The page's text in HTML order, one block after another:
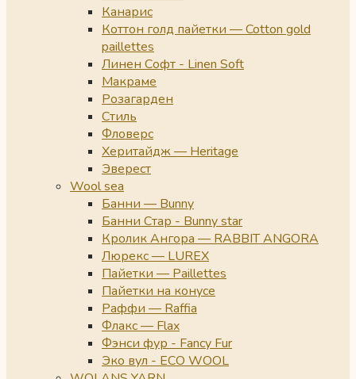
Канарис
Коттон голд пайетки — Cotton gold
paillettes
Линен Софт - Linen Soft
Макраме
Розагарден
Стиль
Фловерс
Херитайдж — Heritage
Эверест
Wool sea
Банни — Bunny
Банни Стар - Bunny star
Кролик Ангора — RABBIT ANGORA
Люрекс — LUREX
Пайетки — Paillettes
Пайетки на конусе
Раффи — Raffia
Флакс — Flax
Фэнси фур - Fancy Fur
Эко вул - ECO WOOL